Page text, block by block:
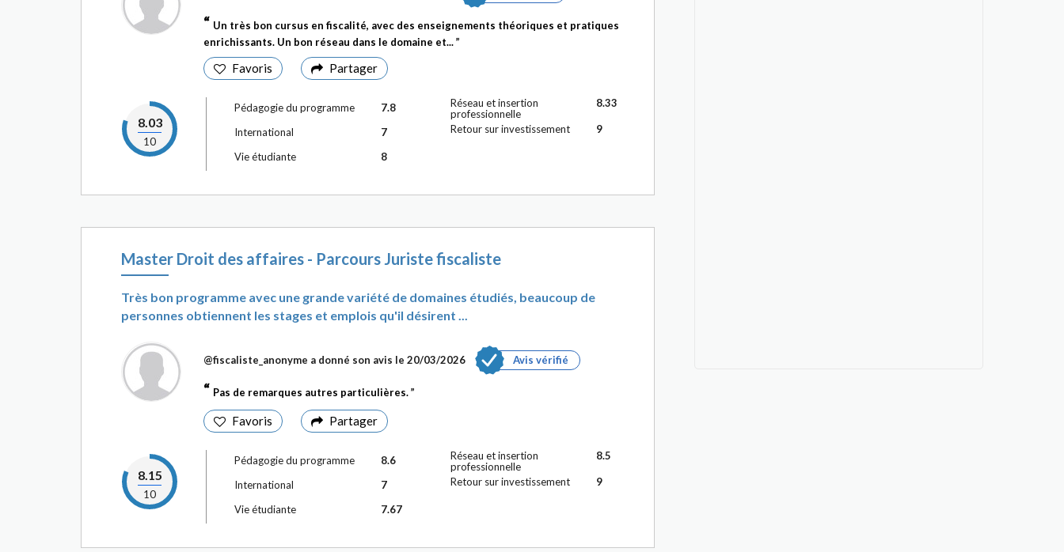
Un très bon cursus en fiscalité, avec des enseignements théoriques et pratiques
enrichissants. Un bon réseau dans le domaine et...
Favoris Partager
8.03
10
Pédagogie du programme
7.8
International
7
Vie étudiante
8
Réseau et insertion
professionnelle
8.33
Retour sur investissement 9
Master Droit des affaires - Parcours Juriste fiscaliste
Très bon programme avec une grande variété de domaines étudiés, beaucoup de
personnes obtiennent les stages et emplois qu'il désirent ...
@fiscaliste_anonyme a donné son avis le 20/03/2026 Avis vérifié
Pas de remarques autres particulières.
Favoris Partager
8.15
10
Pédagogie du programme
8.6
International
7
Vie étudiante
7.67
Réseau et insertion
professionnelle
8.5
Retour sur investissement 9